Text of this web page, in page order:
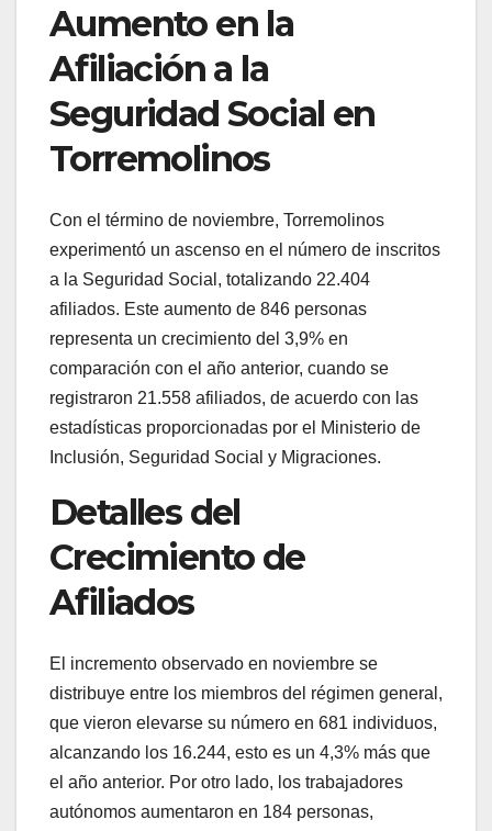
Aumento en la
Afiliación a la
Seguridad Social en
Torremolinos
Con el término de noviembre, Torremolinos
experimentó un ascenso en el número de inscritos
a la Seguridad Social, totalizando 22.404
afiliados. Este aumento de 846 personas
representa un crecimiento del 3,9% en
comparación con el año anterior, cuando se
registraron 21.558 afiliados, de acuerdo con las
estadísticas proporcionadas por el Ministerio de
Inclusión, Seguridad Social y Migraciones.
Detalles del
Crecimiento de
Afiliados
El incremento observado en noviembre se
distribuye entre los miembros del régimen general,
que vieron elevarse su número en 681 individuos,
alcanzando los 16.244, esto es un 4,3% más que
el año anterior. Por otro lado, los trabajadores
autónomos aumentaron en 184 personas,